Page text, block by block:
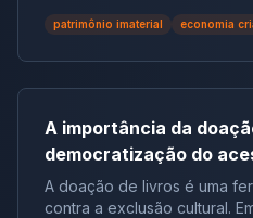
e reconhecimento social.
patrimônio imaterial economia
A importância da
democratização do
populações em
social no Brasil | Tema
A doação de livros é uma
contra a exclusão cultural.